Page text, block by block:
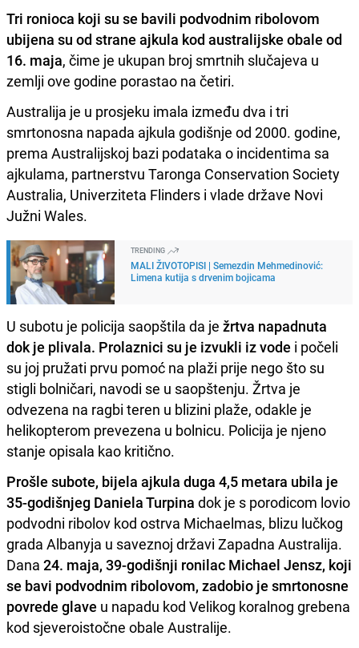
Tri ronioca koji su se bavili podvodnim ribolovom
ubijena su od strane ajkula kod australijske obale od
16. maja, čime je ukupan broj smrtnih slučajeva u
zemlji ove godine porastao na četiri.
Australija je u prosjeku imala između dva i tri
smrtonosna napada ajkula godišnje od 2000. godine,
prema Australijskoj bazi podataka o incidentima sa
ajkulama, partnerstvu Taronga Conservation Society
Australia, Univerziteta Flinders i vlade države Novi
Južni Wales.
TRENDING
MALI ŽIVOTOPISI | Semezdin Mehmedinović:
Limena kutija s drvenim bojicama
U subotu je policija saopštila da je žrtva napadnuta
dok je plivala. Prolaznici su je izvukli iz vode i počeli
su joj pružati prvu pomoć na plaži prije nego što su
stigli bolničari, navodi se u saopštenju. Žrtva je
odvezena na ragbi teren u blizini plaže, odakle je
helikopterom prevezena u bolnicu. Policija je njeno
stanje opisala kao kritično.
Prošle subote, bijela ajkula duga 4,5 metara ubila je
35-godišnjeg Daniela Turpina dok je s porodicom lovio
podvodni ribolov kod ostrva Michaelmas, blizu lučkog
grada Albanyja u saveznoj državi Zapadna Australija.
Dana 24. maja, 39-godišnji ronilac Michael Jensz, koji
se bavi podvodnim ribolovom, zadobio je smrtonosne
povrede glave u napadu kod Velikog koralnog grebena
kod sjeveroistočne obale Australije.